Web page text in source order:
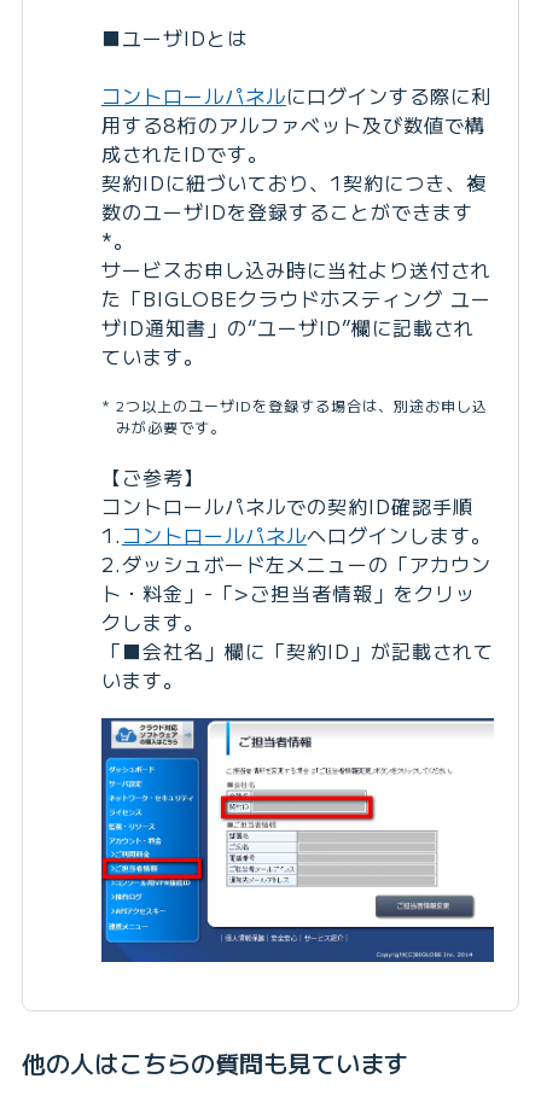
■ユーザIDとは
コントロールパネルにログインする際に利
用する8桁のアルファベット及び数値で構
成されたIDです。
契約IDに紐づいており、1契約につき、複
数のユーザIDを登録することができます
*。
サービスお申し込み時に当社より送付され
た「BIGLOBEクラウドホスティング ユー
ザID通知書」の“ユーザID”欄に記載され
ています。
2つ以上のユーザIDを登録する場合は、別途お申し込
みが必要です。
【ご参考】
コントロールパネルでの契約ID確認手順
1. コントロールパネルへログインします。
2.ダッシュボード左メニューの「アカウン
ト・料金」-「>ご担当者情報」をクリッ
クします。
「■会社名」欄に「契約ID」が記載されて
います。
他の人はこちらの質問も見ています